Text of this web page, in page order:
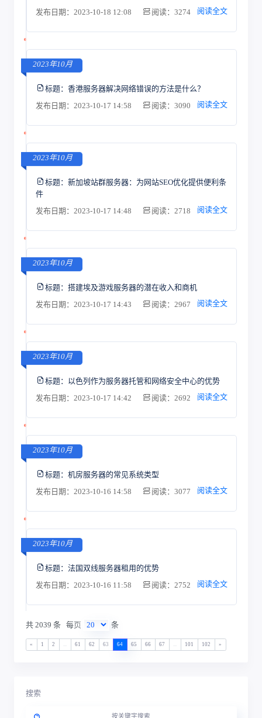
发布日期：2023-10-18 12:08
阅读：3274 阅读全文
2023年10月
标题： 香港服务器解决网络错误的方法是什么？
发布日期：2023-10-17 14:58
阅读：3090 阅读全文
2023年10月
标题： 新加坡站群服务器：为网站SEO优化提供便利条
件
发布日期：2023-10-17 14:48
阅读：2718 阅读全文
2023年10月
标题： 搭建埃及游戏服务器的潜在收入和商机
发布日期：2023-10-17 14:43
阅读：2967 阅读全文
2023年10月
标题：
以色列作为服务器托管和网络安全中心的优势
发布日期：2023-10-17 14:42
阅读：2692 阅读全文
2023年10月
标题： 机房服务器的常见系统类型
发布日期：2023-10-16 14:58
阅读：3077 阅读全文
2023年10月
标题： 法国双线服务器租用的优势
发布日期：2023-10-16 11:58
阅读：2752 阅读全文
共 2039 条 每页 条
« 1 2 61 62 63 64 65 66 67 101 102 »
搜索